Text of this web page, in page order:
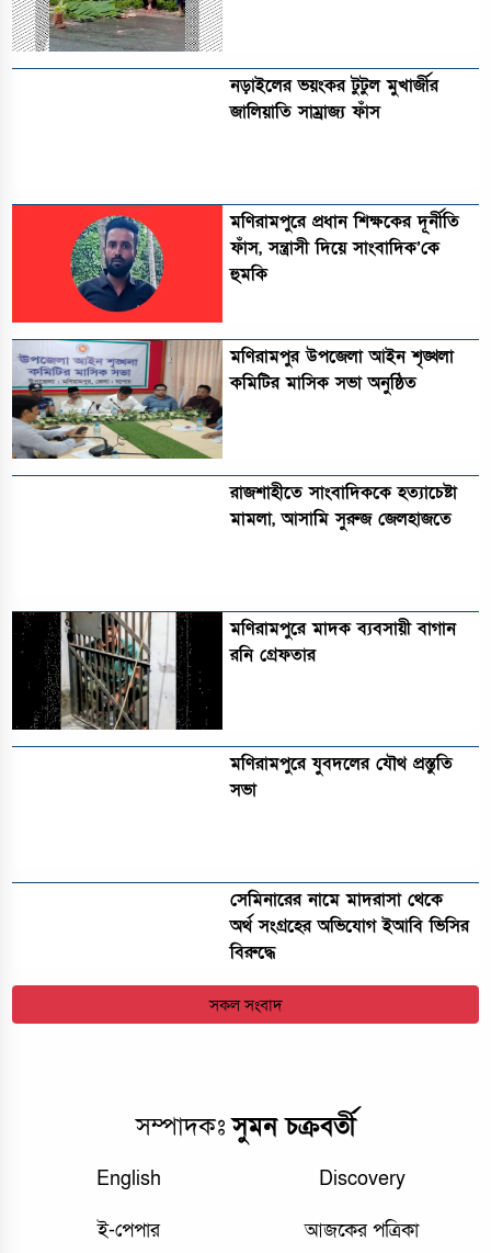
নড়াইলের ভয়ংকর টুটুল মুখার্জীর
জালিয়াতি সাম্রাজ্য ফাঁস
মণিরামপুরে প্রধান শিক্ষকের দূর্নীতি
ফাঁস, সন্ত্রাসী দিয়ে সাংবাদিক’কে
হুমকি
মণিরামপুর উপজেলা আইন শৃঙ্খলা
কমিটির মাসিক সভা অনুষ্ঠিত‎‎
রাজশাহীতে সাংবাদিককে হত্যাচেষ্টা
মামলা, আসামি সুরুজ জেলহাজতে
মণিরামপুরে মাদক ব্যবসায়ী বাগান
রনি গ্রেফতার
মণিরামপুরে যুবদলের যৌথ প্রস্তুতি
সভা
সেমিনারের নামে মাদরাসা থেকে
অর্থ সংগ্রহের অভিযোগ ইআবি ভিসির
বিরুদ্ধে
সকল সংবাদ
সম্পাদকঃসুমন চক্রবর্তী
English Discovery
ই-পেপার আজকের পত্রিকা